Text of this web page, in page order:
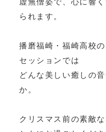
虚無僧姿で、心に響
られます。
播磨福崎・福崎高校
セッションでは
どんな美しい癒しの
か。
クリスマス前の素敵